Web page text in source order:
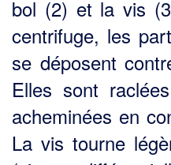
bol (2) et la vis
centrifuge, les
se déposent
Elles sont
acheminées en
La vis tourne